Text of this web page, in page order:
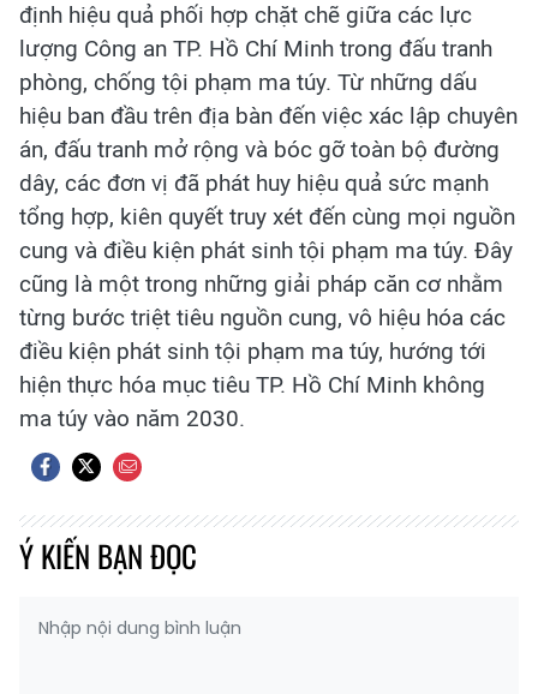
định hiệu quả phối hợp chặt chẽ giữa các lực
lượng Công an TP. Hồ Chí Minh trong đấu tranh
phòng, chống tội phạm ma túy. Từ những dấu
hiệu ban đầu trên địa bàn đến việc xác lập chuyên
án, đấu tranh mở rộng và bóc gỡ toàn bộ đường
dây, các đơn vị đã phát huy hiệu quả sức mạnh
tổng hợp, kiên quyết truy xét đến cùng mọi nguồn
cung và điều kiện phát sinh tội phạm ma túy. Đây
cũng là một trong những giải pháp căn cơ nhằm
từng bước triệt tiêu nguồn cung, vô hiệu hóa các
điều kiện phát sinh tội phạm ma túy, hướng tới
hiện thực hóa mục tiêu TP. Hồ Chí Minh không
ma túy vào năm 2030.
Ý KIẾN BẠN ĐỌC